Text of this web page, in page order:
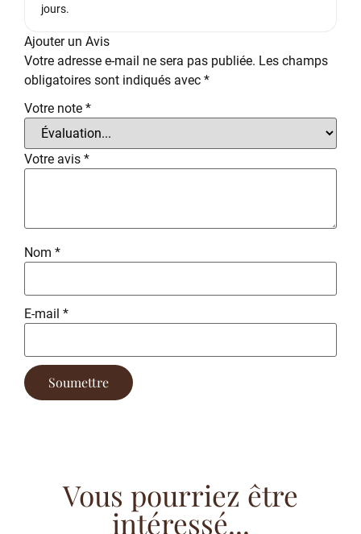
jours.
Ajouter un Avis
Votre adresse e-mail ne sera pas publiée. Les champs
obligatoires sont indiqués avec *
Votre note *
Votre avis *
Nom *
E-mail *
Vous pourriez être
intéressé...